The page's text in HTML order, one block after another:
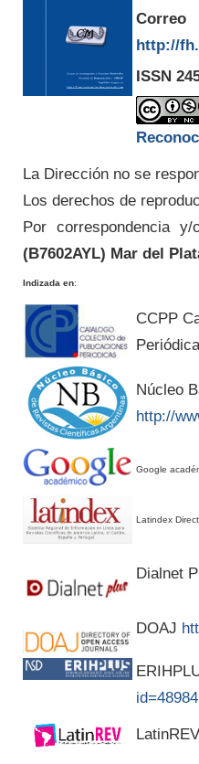
http://
ISSN
La Dirección no se
Los derechos de
Por correspondencia
(B7602AYL) Mar del
Indizada en:
CCPP
Núcleo
http://
Google
Latindex
Dialnet
DOAJ
LatinREV